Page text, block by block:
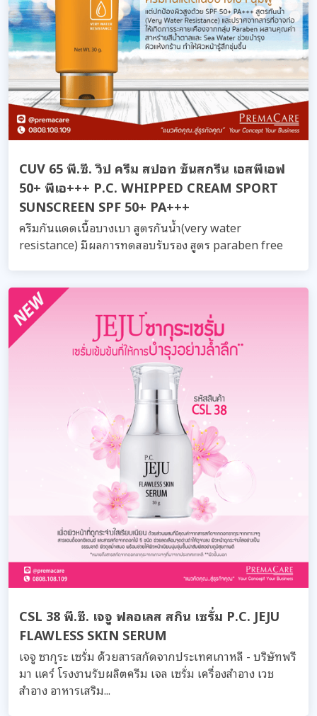
CUV 65 พี.ซี. วิป ครีม สปอท ซันสกรีน เอสพีเอฟ
50+ พีเอ+++ P.C. WHIPPED CREAM SPORT
SUNSCREEN SPF 50+ PA+++
ครีมกันแดดเนื้อบางเบา สูตรกันน้ำ(very water
resistance) มีผลการทดสอบรับรอง สูตร paraben free
CSL 38 พี.ซี. เจจู ฟลอเลส สกิน เซรั่ม P.C. JEJU
FLAWLESS SKIN SERUM
เจจู ซากุระ เซรั่ม ด้วยสารสกัดจากประเทศเกาหลี - บริษัทพรี
มา แคร์ โรงงานรับผลิตครีม เจล เซรั่ม เครื่องสำอาง เวช
สำอาง อาหารเสริม...